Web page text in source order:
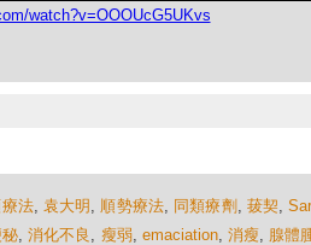
watch?v=OOOUcG5UKvs
法, 袁大明 , 順勢療法, 同類療劑 , 菝契,
,消化不良 , 瘦弱, emaciation, 消瘦, 腺體